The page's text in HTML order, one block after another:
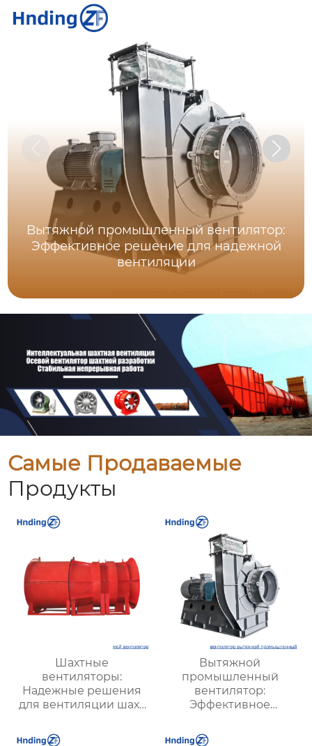
Вытяжной промышленный вентилятор:
Эффективное решение для надежной
вентиляции
Самые Продаваемые
Продукты
Шахтные
вентиляторы:
Надежные решения
для вентиляции шахт
| Купить с доставкой
Вытяжной
промышленный
вентилятор:
Эффективное
надежной вентиляции